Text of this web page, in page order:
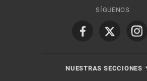
SÍGUENOS
NUESTRAS SECCIONES